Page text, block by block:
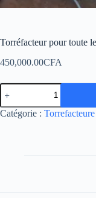
Torréfacteur pour toute
450,000.00CFA
Catégorie : Torrefacteure